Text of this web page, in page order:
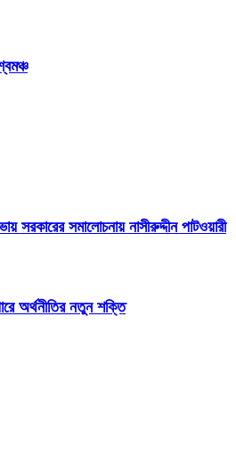
সরকারের সমালোচনায় নাসীরুদ্দীন পাটওয়ারী
অর্থনীতির নতুন শক্তি